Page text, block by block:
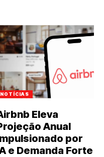
NOTÍCIAS
Eleva
Anual
por
e Demanda Forte